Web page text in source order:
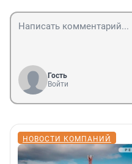
Гость
Войти
НОВОСТИ КОМПАНИЙ